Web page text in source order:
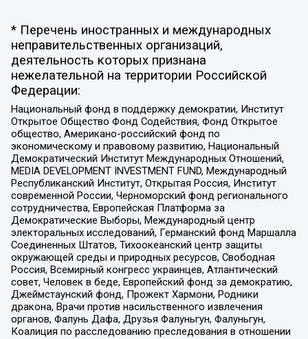
* Перечень иностранных и международных
неправительственных организаций,
деятельность которых признана
нежелательной на территории Российской
Федерации:
Национальный фонд в поддержку демократии, Институт
Открытое Общество Фонд Содействия, Фонд Открытое
общество, Американо-российский фонд по
экономическому и правовому развитию, Национальный
Демократический Институт Международных Отношений,
MEDIA DEVELOPMENT INVESTMENT FUND, Международный
Республиканский Институт, Открытая Россия, Институт
современной России, Черноморский фонд регионального
сотрудничества, Европейская Платформа за
Демократические Выборы, Международный центр
электоральных исследований, Германский фонд Маршалла
Соединенных Штатов, Тихоокеанский центр защиты
окружающей среды и природных ресурсов, Свободная
Россия, Всемирный конгресс украинцев, Атлантический
совет, Человек в беде, Европейский фонд за демократию,
Джеймстаунский фонд, Прожект Хармони, Родники
дракона, Врачи против насильственного извлечения
органов, Фалунь Дафа, Друзья Фалуньгун, Фалуньгун,
Коалиция по расследованию преследования в отношении